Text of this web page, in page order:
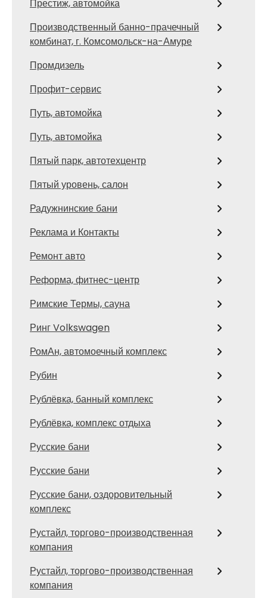
Престиж, автомойка
Производственный банно-прачечный
комбинат, г. Комсомольск-на-Амуре
Промдизель
Профит-сервис
Путь, автомойка
Путь, автомойка
Пятый парк, автотехцентр
Пятый уровень, салон
Радужнинские бани
Реклама и Контакты
Ремонт авто
Реформа, фитнес-центр
Римские Термы, сауна
Ринг Volkswagen
РомАн, автомоечный комплекс
Рубин
Рублёвка, банный комплекс
Рублёвка, комплекс отдыха
Русские бани
Русские бани
Русские бани, оздоровительный
комплекс
Рустайл, торгово-производственная
компания
Рустайл, торгово-производственная
компания